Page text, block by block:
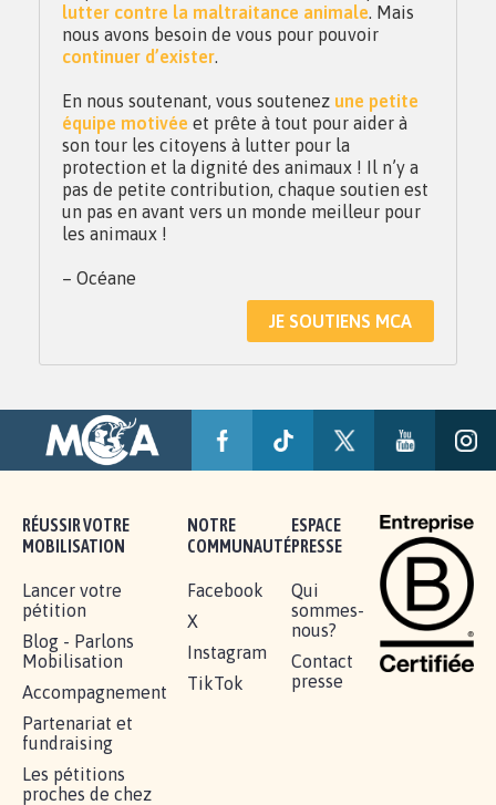
lutter contre la maltraitance animale. Mais
nous avons besoin de vous pour pouvoir
continuer d’exister.
En nous soutenant, vous soutenez une petite
équipe motivée et prête à tout pour aider à
son tour les citoyens à lutter pour la
protection et la dignité des animaux ! Il n’y a
pas de petite contribution, chaque soutien est
un pas en avant vers un monde meilleur pour
les animaux !
– Océane
JE SOUTIENS MCA
RÉUSSIR VOTRE
MOBILISATION
Lancer votre
pétition
Blog - Parlons
Mobilisation
Accompagnement
Partenariat et
fundraising
Les pétitions
proches de chez
NOTRE
COMMUNAUTÉ
Facebook
X
Instagram
TikTok
ESPACE
PRESSE
Qui
sommes-
nous?
Contact
presse